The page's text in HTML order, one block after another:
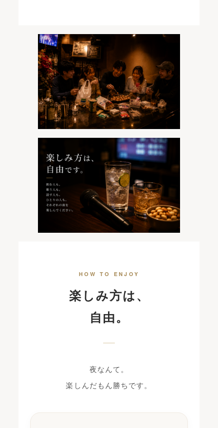
HOW TO ENJOY
楽しみ方は、
自由。
夜なんて。
楽しんだもん勝ちです。